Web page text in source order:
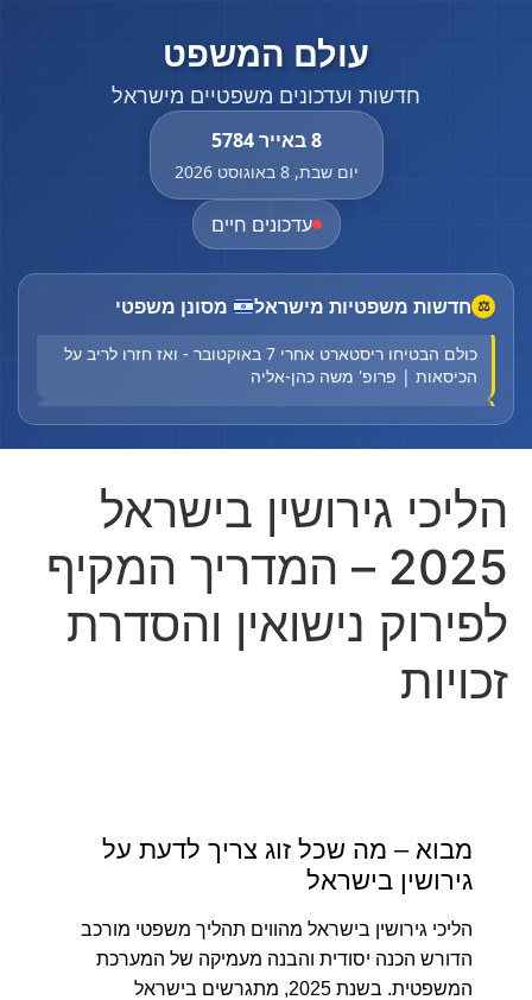
8 באייר 5784
יום שבת, 8 באוגוסט 2026
עולם המשפט
חדשות ועדכונים משפטיים מישראל
עדכונים חיים
⚖ חדשות משפטיות מישראל מסונן משפטי
החלום האמריקני מתפרק: סעודיה בחרה בטורקיה ובפקיסטן
כולם הבטיחו ריסטארט אחרי 7 באוקטובר - ואז חזרו לריב על
הכיסאות | פרופ' משה כהן-אליה
קשה
שריפה פרצה באתר הבנייה של מתחם BIG בפתח תקווה
גופת גבר אותרה סמוך לרחובות, אין חשד לפלילים
Court halts Knesset Finance C'ttee transfers
החלום האמריקני מתפרק: סעודיה בחרה בטורקיה ובפקיסטן
רוכב קורקינט בן 25 החליק במהלך רכיבה בתל אביב - מצבו
קשה
שריפה פרצה באתר הבנייה של מתחם BIG בפתח תקווה
גופת גבר אותרה סמוך לרחובות, אין חשד לפלילים
הליכי גירושין בישראל
2025 – המדריך המקיף
לפירוק נישואין והסדרת
זכויות
מבוא – מה שכל זוג צריך לדעת על
גירושין בישראל
הליכי גירושין בישראל מהווים תהליך משפטי מורכב
הדורש הכנה יסודית והבנה מעמיקה של המערכת
המשפטית.
בשנת 2025, מתגרשים בישראל